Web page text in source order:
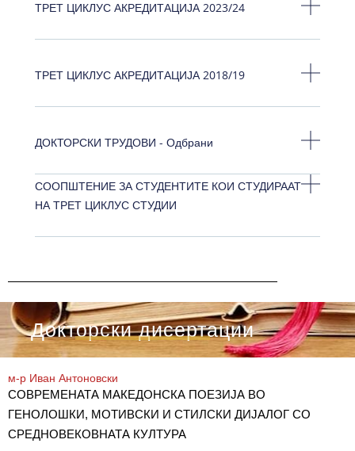
ТРЕТ ЦИКЛУС АКРЕДИТАЦИЈА 2023/24
ТРЕТ ЦИКЛУС АКРЕДИТАЦИЈА 2018/19
ДОКТОРСКИ ТРУДОВИ - Одбрани
СООПШТЕНИЕ ЗА СТУДЕНТИТЕ КОИ СТУДИРААТ
НА ТРЕТ ЦИКЛУС СТУДИИ
Докторски дисертации
м-р Иван Антоновски
СОВРЕМЕНАТА МАКЕДОНСКА ПОЕЗИЈА ВО
ГЕНОЛОШКИ, МОТИВСКИ И СТИЛСКИ ДИЈАЛОГ СО
СРЕДНОВЕКОВНАТА КУЛТУРА